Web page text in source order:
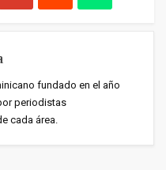
fundado en el año
periodistas
cada área.